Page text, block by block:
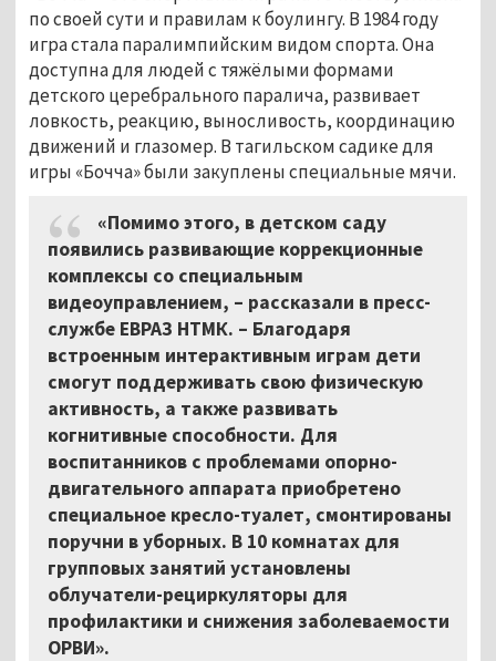
по своей сути и правилам к боулингу. В 1984 году
игра стала паралимпийским видом спорта. Она
доступна для людей с тяжёлыми формами
детского церебрального паралича, развивает
ловкость, реакцию, выносливость, координацию
движений и глазомер. В тагильском садике для
игры «Бочча» были закуплены специальные мячи.
«Помимо этого, в детском саду
появились развивающие коррекционные
комплексы со специальным
видеоуправлением, – рассказали в пресс-
службе ЕВРАЗ НТМК. – Благодаря
встроенным интерактивным играм дети
смогут поддерживать свою физическую
активность, а также развивать
когнитивные способности. Для
воспитанников с проблемами опорно-
двигательного аппарата приобретено
специальное кресло-туалет, смонтированы
поручни в уборных. В 10 комнатах для
групповых занятий установлены
облучатели-рециркуляторы для
профилактики и снижения заболеваемости
ОРВИ».